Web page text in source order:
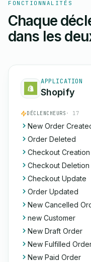
FONCTIONNALITÉS
Chaque
dans les
APPLICATION
Shopify
DÉCLENCHEURS · 17
New Order
Order Deleted
Checkout Creation
Checkout Deletion
Checkout Update
Order Updated
New Cancelled
new Customer
New Draft Order
New Fulfilled
New Paid Order